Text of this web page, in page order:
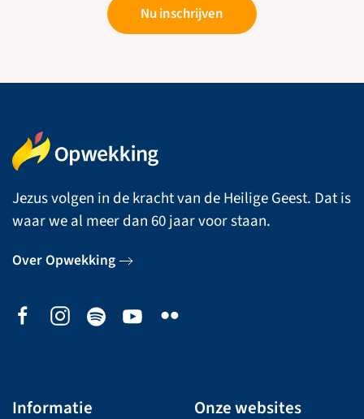
Nu inschrijven
Jezus volgen in de kracht van de Heilige Geest. Dat is
waar we al meer dan 60 jaar voor staan.
Over Opwekking
Informatie Onze websites